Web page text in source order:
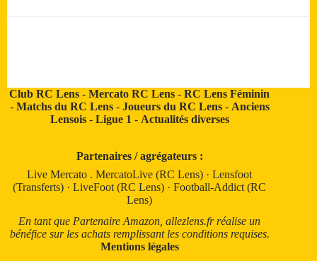
Club RC Lens -Mercato RC Lens -RC Lens Féminin
- Matchs du RC Lens- Joueurs du RC Lens- Anciens
Lensois- Ligue 1 - Actualités diverses
Partenaires / agrégateurs :
Live Mercato .MercatoLive (RC Lens) ·Lensfoot
(Transferts) ·LiveFoot (RC Lens) ·Football-Addict (RC
Lens)
En tant que Partenaire Amazon, allezlens.fr réalise un
bénéfice sur les achats remplissant les conditions requises.
Mentions légales